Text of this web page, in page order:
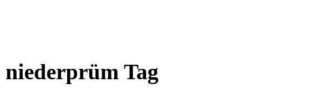
niederprüm Tag